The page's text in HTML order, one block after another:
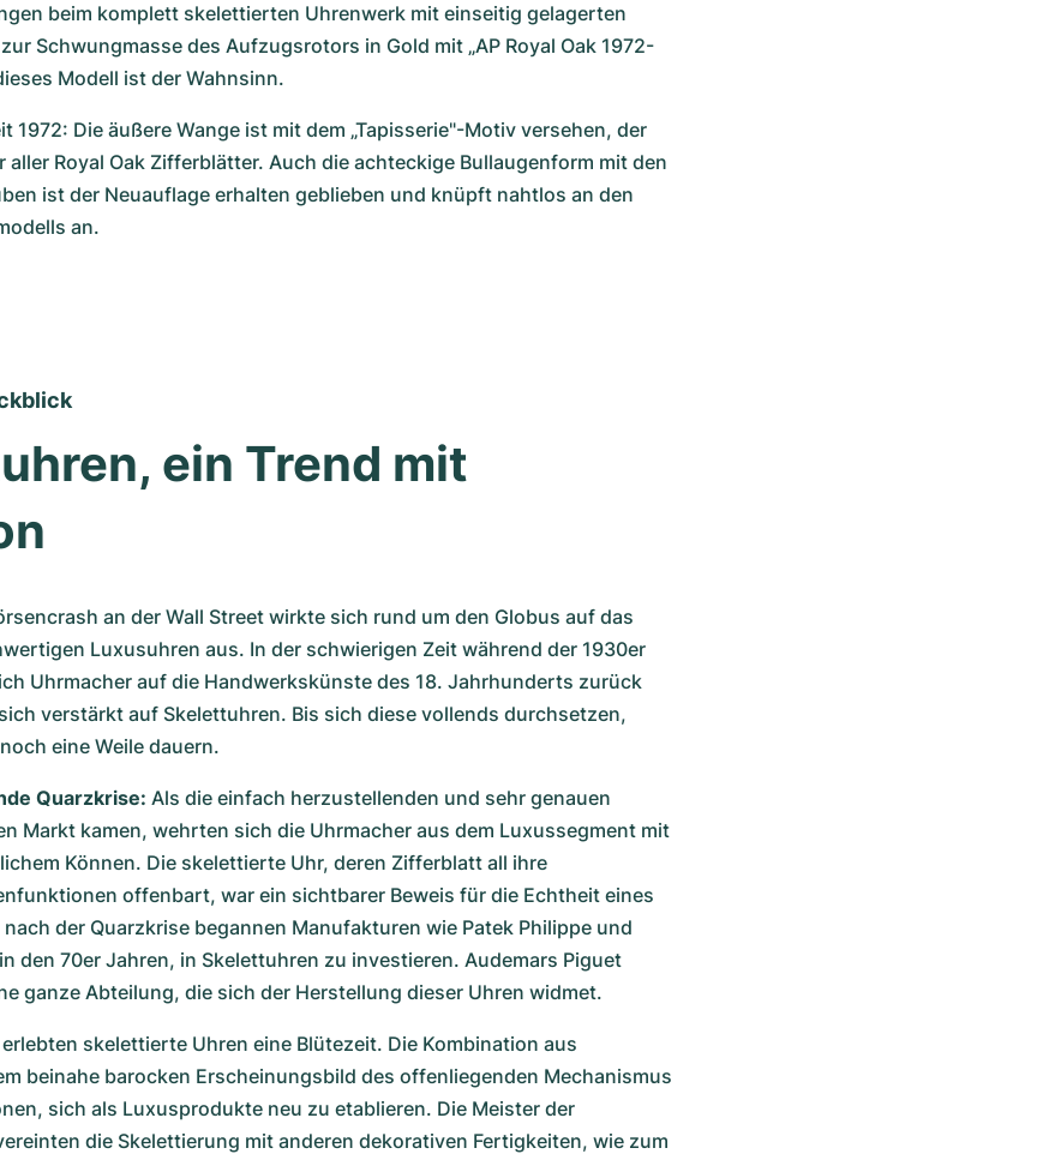
beim komplett skelettierten Uhrenwerk mit einseitig gelagerten
Schwungmasse des Aufzugsrotors in Gold mit „AP Royal Oak 1972-
Modell ist der Wahnsinn.
1972: Die äußere Wange ist mit dem „Tapisserie"-Motiv versehen, der
Royal Oak Zifferblätter. Auch die achteckige Bullaugenform mit den
ist der Neuauflage erhalten geblieben und knüpft nahtlos an den
an.
ein Trend mit
an der Wall Street wirkte sich rund um den Globus auf das
Luxusuhren aus. In der schwierigen Zeit während der 1930er
Uhrmacher auf die Handwerkskünste des 18. Jahrhunderts zurück
verstärkt auf Skelettuhren. Bis sich diese vollends durchsetzen,
eine Weile dauern.
Quarzkrise: Als die einfach herzustellenden und sehr genauen
Markt kamen, wehrten sich die Uhrmacher aus dem Luxussegment mit
Können. Die skelettierte Uhr, deren Zifferblatt all ihre
offenbart, war ein sichtbarer Beweis für die Echtheit eines
der Quarzkrise begannen Manufakturen wie Patek Philippe und
den 70er Jahren, in Skelettuhren zu investieren. Audemars Piguet
ganze Abteilung, die sich der Herstellung dieser Uhren widmet.
skelettierte Uhren eine Blütezeit. Die Kombination aus
beinahe barocken Erscheinungsbild des offenliegenden Mechanismus
sich als Luxusprodukte neu zu etablieren. Die Meister der
die Skelettierung mit anderen dekorativen Fertigkeiten, wie zum